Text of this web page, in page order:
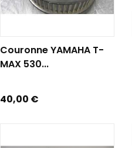
Couronne YAMAHA T-
MAX 530...
Prix
40,00 €